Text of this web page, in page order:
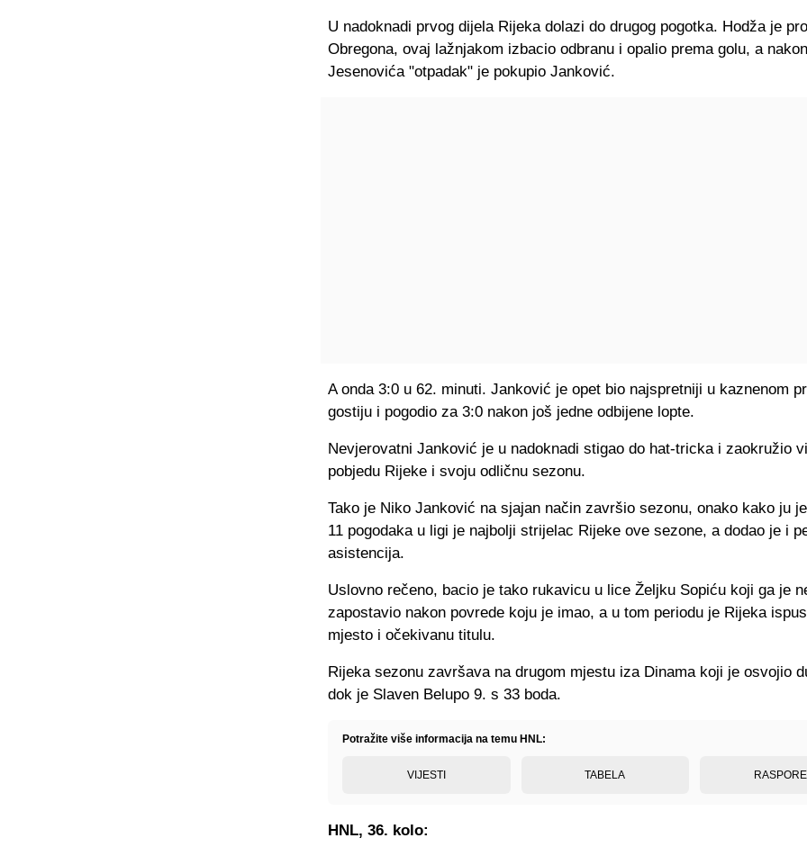
U nadoknadi prvog dijela Rijeka dolazi do drugog pogotka. Hodža je
Obregona, ovaj lažnjakom izbacio odbranu i opalio prema golu, a
Jesenovića "otpadak" je pokupio Janković.
A onda 3:0 u 62. minuti. Janković je opet bio najspretniji u kaznenom
gostiju i pogodio za 3:0 nakon još jedne odbijene lopte.
Nevjerovatni Janković je u nadoknadi stigao do hat-tricka i zaokružio
pobjedu Rijeke i svoju odličnu sezonu.
Tako je Niko Janković na sjajan način završio sezonu, onako kako ju
11 pogodaka u ligi je najbolji strijelac Rijeke ove sezone, a dodao je i
asistencija.
Uslovno rečeno, bacio je tako rukavicu u lice Željku Sopiću koji ga je
zapostavio nakon povrede koju je imao, a u tom periodu je Rijeka
mjesto i očekivanu titulu.
Rijeka sezonu završava na drugom mjestu iza Dinama koji je osvojio
dok je Slaven Belupo 9. s 33 boda.
Potražite više informacija na temu HNL:
VIJESTI TABELA
HNL, 36. kolo: